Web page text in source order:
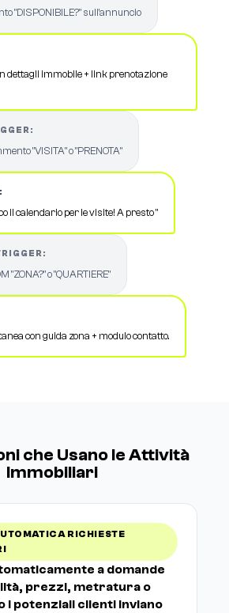
"DISPONIBILE?" sull'annuncio
dettagli immobile + link prenotazione
"VISITA" o "PRENOTA"
il calendario per le visite! A presto "
"ZONA?" o "QUARTIERE"
con guida zona + modulo contatto.
che Usano le Attività
Immobiliari
RICHIESTE
a domande
prezzi, metratura o
i potenziali clienti inviano